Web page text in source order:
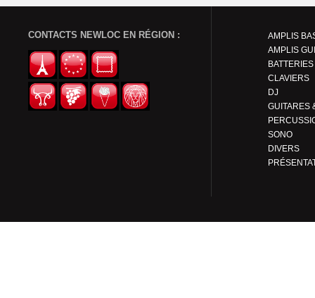
CONTACTS NEWLOC EN RÉGION :
AMPLIS
AMPLIS
BATTERIES
CLAVIERS
DJ
SONO
DIVERS